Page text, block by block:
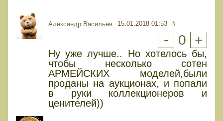
Александр Васильев 15.01.2018 01:53 #
- 0 +
Ну уже лучше.. Но хотелось бы,
чтобы несколько сотен
АРМЕЙСКИХ моделей,были
проданы на аукционах, и попали
в руки коллекционеров и
ценителей))